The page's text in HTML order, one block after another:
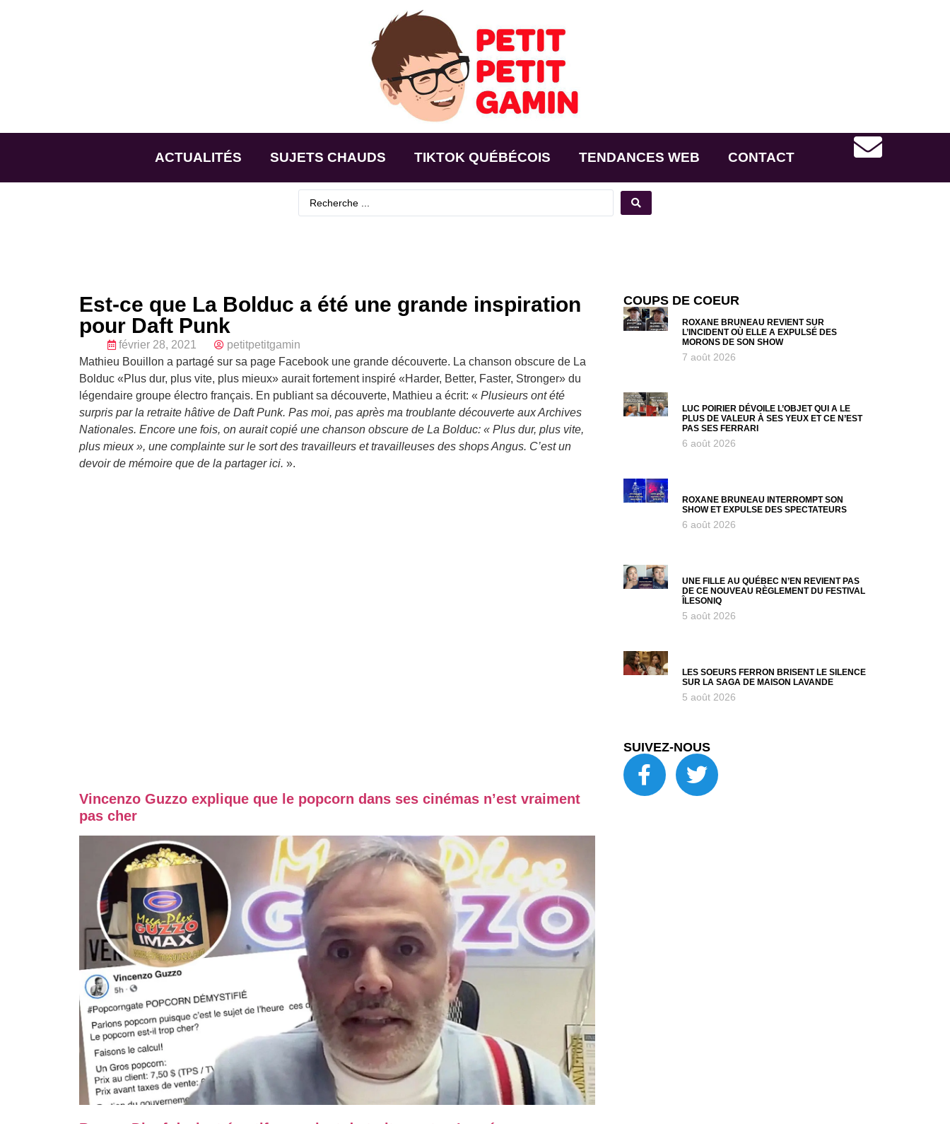
ACTUALITÉS SUJETS CHAUDS TIKTOK QUÉBÉCOIS TENDANCES WEB CONTACT
Est-ce que La Bolduc a été une grande inspiration
pour Daft Punk
février 28, 2021
petitpetitgamin
Mathieu Bouillon a partagé sur sa page Facebook une grande découverte. La chanson obscure de La
Bolduc «Plus dur, plus vite, plus mieux» aurait fortement inspiré «Harder, Better, Faster, Stronger» du
légendaire groupe électro français. En publiant sa découverte, Mathieu a écrit: « Plusieurs ont été
surpris par la retraite hâtive de Daft Punk. Pas moi, pas après ma troublante découverte aux Archives
Nationales. Encore une fois, on aurait copié une chanson obscure de La Bolduc: « Plus dur, plus vite,
plus mieux », une complainte sur le sort des travailleurs et travailleuses des shops Angus. C’est un
devoir de mémoire que de la partager ici. ».
Vincenzo Guzzo explique que le popcorn dans ses cinémas n’est vraiment
pas cher
COUPS DE COEUR
ROXANE BRUNEAU REVIENT SUR
L’INCIDENT OÙ ELLE A EXPULSÉ DES
MORONS DE SON SHOW
7 août 2026
LUC POIRIER DÉVOILE L’OBJET QUI A LE
PLUS DE VALEUR À SES YEUX ET CE N’EST
PAS SES FERRARI
6 août 2026
ROXANE BRUNEAU INTERROMPT SON
SHOW ET EXPULSE DES SPECTATEURS
6 août 2026
UNE FILLE AU QUÉBEC N’EN REVIENT PAS
DE CE NOUVEAU RÈGLEMENT DU FESTIVAL
ÎLESONIQ
5 août 2026
LES SOEURS FERRON BRISENT LE SILENCE
SUR LA SAGA DE MAISON LAVANDE
5 août 2026
SUIVEZ-NOUS